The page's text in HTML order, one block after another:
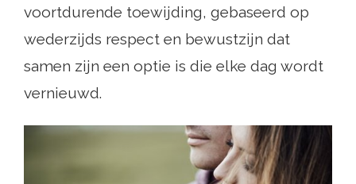
voortdurende toewijding, gebaseerd op
wederzijds respect en bewustzijn dat
samen zijn een optie is die elke dag wordt
vernieuwd.